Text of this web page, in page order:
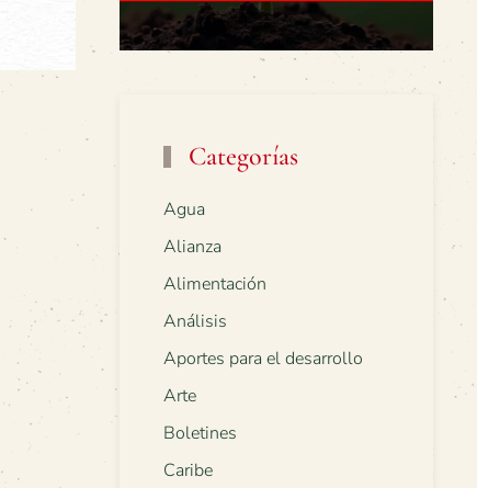
Categorías
Agua
Alianza
Alimentación
Análisis
Aportes para el desarrollo
Arte
Boletines
Caribe